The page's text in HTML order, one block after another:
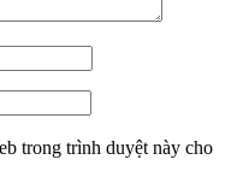
trong trình duyệt này cho